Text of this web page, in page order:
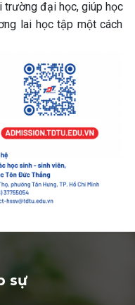
trường đại học, giúp học
lai học tập một cách
sự